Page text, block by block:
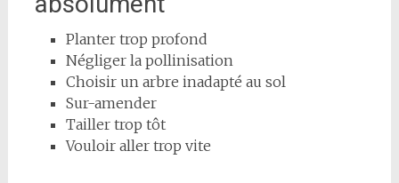
Planter trop profond
Négliger la pollinisation
Choisir un arbre inadapté au sol
Sur-amender
Tailler trop tôt
Vouloir aller trop vite